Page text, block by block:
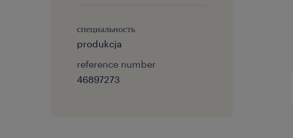
специальность
produkcja
reference number
46897273